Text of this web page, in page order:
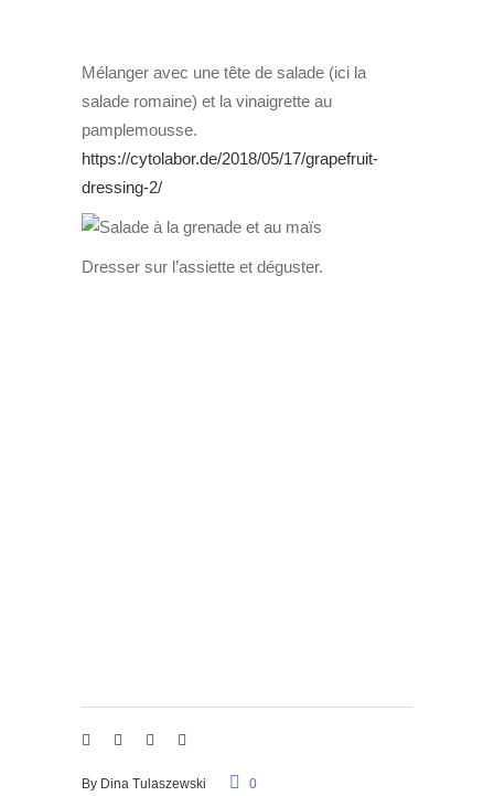
Mélanger avec une tête de salade (ici la
salade romaine) et la vinaigrette au
pamplemousse.
https://cytolabor.de/2018/05/17/grapefruit-
dressing-2/
Dresser sur l’assiette et déguster.
By Dina Tulaszewski 0